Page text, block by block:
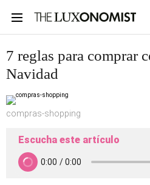
7 reglas para comprar
Navidad
compras-shopping
Escucha este artículo